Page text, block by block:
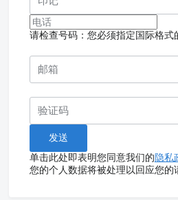
请检查号码：您必须指定国际格式
单击此处即表明您同意我们的隐私
您的个人数据将被处理以回应您的